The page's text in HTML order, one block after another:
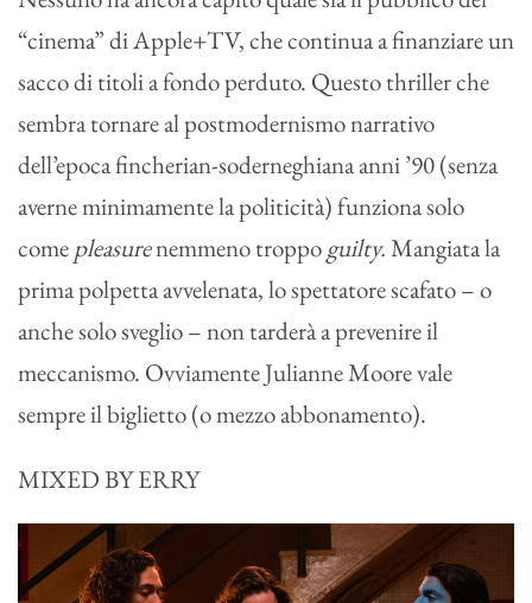
“cinema” di Apple+TV, che continua a finanziare un
sacco di titoli a fondo perduto. Questo thriller che
sembra tornare al postmodernismo narrativo
dell’epoca fincherian-soderneghiana anni ’90 (senza
averne minimamente la politicità) funziona solo
comepleasurenemmeno troppoguilty.Mangiata la
prima polpetta avvelenata, lo spettatore scafato – o
anche solo sveglio – non tarderà a prevenire il
meccanismo. Ovviamente Julianne Moore vale
sempre il biglietto (o mezzo abbonamento).
MIXED BY ERRY